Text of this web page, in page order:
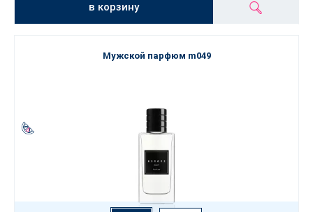
в корзину
Мужской парфюм m049